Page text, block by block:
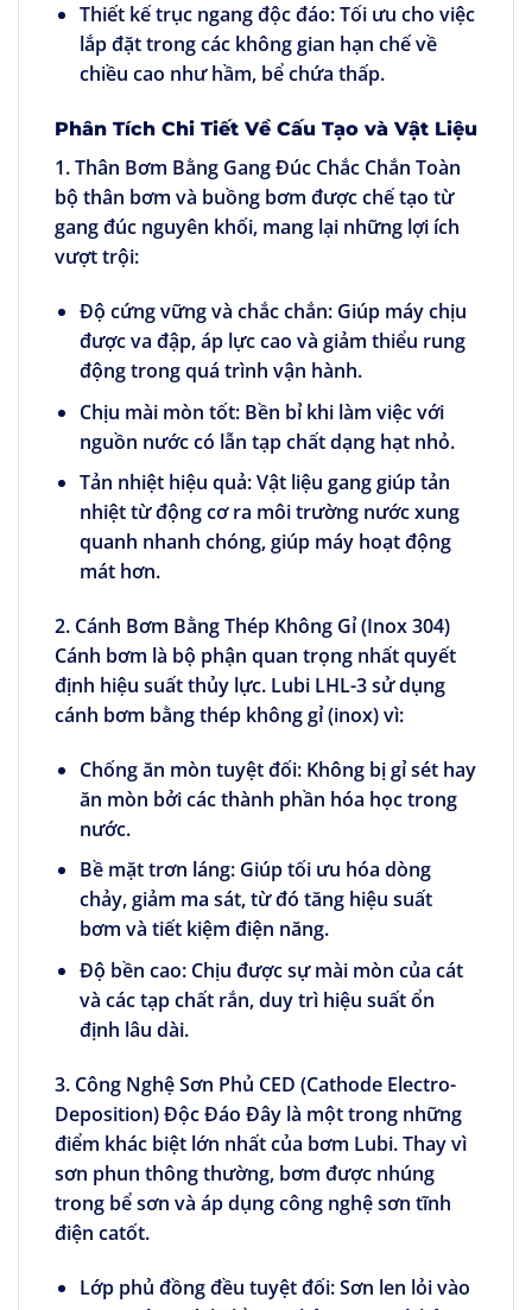
Thiết kế trục ngang độc đáo:Tối ưu cho việc
lắp đặt trong các không gian hạn chế về
chiều cao như hầm, bể chứa thấp.
Phân Tích Chi Tiết Về Cấu Tạo và Vật Liệu
1. Thân Bơm Bằng Gang Đúc Chắc Chắn Toàn
bộ thân bơm và buồng bơm được chế tạo từ
gang đúc nguyên khối, mang lại những lợi ích
vượt trội:
Độ cứng vững và chắc chắn:Giúp máy chịu
được va đập, áp lực cao và giảm thiểu rung
động trong quá trình vận hành.
Chịu mài mòn tốt:Bền bỉ khi làm việc với
nguồn nước có lẫn tạp chất dạng hạt nhỏ.
Tản nhiệt hiệu quả:Vật liệu gang giúp tản
nhiệt từ động cơ ra môi trường nước xung
quanh nhanh chóng, giúp máy hoạt động
mát hơn.
2. Cánh Bơm Bằng Thép Không Gỉ (Inox 304)
Cánh bơm là bộ phận quan trọng nhất quyết
định hiệu suất thủy lực. Lubi LHL-3 sử dụng
cánh bơm bằng thép không gỉ (inox) vì:
Chống ăn mòn tuyệt đối:Không bị gỉ sét hay
ăn mòn bởi các thành phần hóa học trong
nước.
Bề mặt trơn láng:Giúp tối ưu hóa dòng
chảy, giảm ma sát, từ đó tăng hiệu suất
bơm và tiết kiệm điện năng.
Độ bền cao:Chịu được sự mài mòn của cát
và các tạp chất rắn, duy trì hiệu suất ổn
định lâu dài.
3. Công Nghệ Sơn Phủ CED (Cathode Electro-
Deposition) Độc Đáo Đây là một trong những
điểm khác biệt lớn nhất của bơm Lubi. Thay vì
sơn phun thông thường, bơm được nhúng
trong bể sơn và áp dụng công nghệ sơn tĩnh
điện catốt.
Lớp phủ đồng đều tuyệt đối:Sơn len lỏi vào